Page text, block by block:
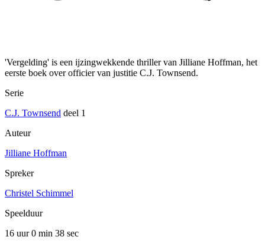
'Vergelding' is een ijzingwekkende thriller van Jilliane Hoffman, het
eerste boek over officier van justitie C.J. Townsend.
Serie
C.J. Townsend deel 1
Auteur
Jilliane Hoffman
Spreker
Christel Schimmel
Speelduur
16 uur 0 min 38 sec